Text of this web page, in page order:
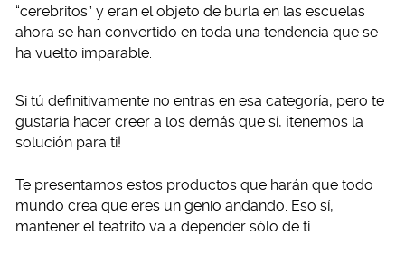
“cerebritos” y eran el objeto de burla en las escuelas
ahora se han convertido en toda una tendencia que se
ha vuelto imparable.
Si tú definitivamente no entras en esa categoría, pero te
gustaría hacer creer a los demás que sí, ¡tenemos la
solución para ti!
Te presentamos estos productos que harán que todo
mundo crea que eres un genio andando. Eso sí,
mantener el teatrito va a depender sólo de ti.